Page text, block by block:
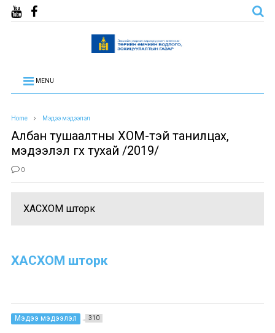
MENU
Home Мэдээ мэдээлэл
Албан тушаалтны ХОМ-тэй танилцах,
мэдээлэл өгөх тухай /2019/
0
ХАСХОМ шторк
ХАСХОМ шторк
Мэдээ мэдээлэл 310